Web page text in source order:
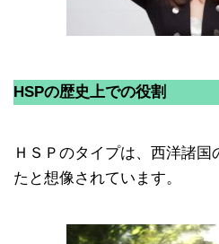
HSPの歴史上での役割
ＨＳＰのタイプは、西洋諸
たと想像されています。